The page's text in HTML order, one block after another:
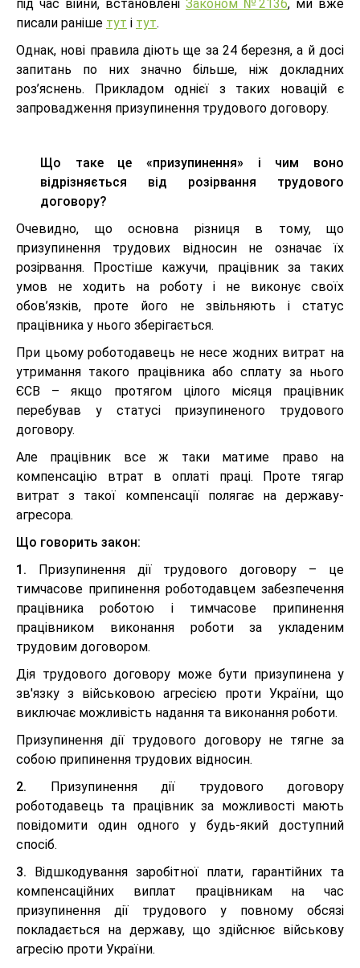
під час війни, встановлені Законом №2136, ми вже
писали раніше тут і тут.
Однак, нові правила діють ще за 24 березня, а й досі
запитань по них значно більше, ніж докладних
роз’яснень. Прикладом однієї з таких новацій є
запровадження призупинення трудового договору.
Що таке це «призупинення» і чим воно
відрізняється від розірвання трудового
договору?
Очевидно, що основна різниця в тому, що
призупинення трудових відносин не означає їх
розірвання. Простіше кажучи, працівник за таких
умов не ходить на роботу і не виконує своїх
обов’язків, проте його не звільняють і статус
працівника у нього зберігається.
При цьому роботодавець не несе жодних витрат на
утримання такого працівника або сплату за нього
ЄСВ – якщо протягом цілого місяця працівник
перебував у статусі призупиненого трудового
договору.
Але працівник все ж таки матиме право на
компенсацію втрат в оплаті праці. Проте тягар
витрат з такої компенсації полягає на державу-
агресора.
Що говорить закон:
1. Призупинення дії трудового договору – це
тимчасове припинення роботодавцем забезпечення
працівника роботою і тимчасове припинення
працівником виконання роботи за укладеним
трудовим договором.
Дія трудового договору може бути призупинена у
зв'язку з військовою агресією проти України, що
виключає можливість надання та виконання роботи.
Призупинення дії трудового договору не тягне за
собою припинення трудових відносин.
2. Призупинення дії трудового договору
роботодавець та працівник за можливості мають
повідомити один одного у будь-який доступний
спосіб.
3. Відшкодування заробітної плати, гарантійних та
компенсаційних виплат працівникам на час
призупинення дії трудового у повному обсязі
покладається на державу, що здійснює військову
агресію проти України.